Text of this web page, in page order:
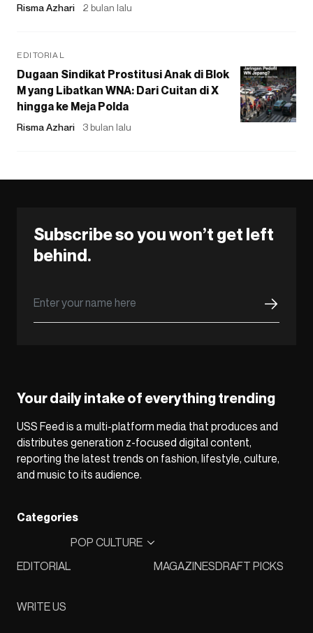
Risma Azhari 2 bulan lalu
EDITORIAL
Dugaan Sindikat Prostitusi Anak di Blok
M yang Libatkan WNA: Dari Cuitan di X
hingga ke Meja Polda
Risma Azhari 3 bulan lalu
Subscribe so you won’t get left
behind.
Your daily intake of everything trending
USS Feed is a multi-platform media that produces and
distributes generation z-focused digital content,
reporting the latest trends on fashion, lifestyle, culture,
and music to its audience.
Categories
EDITORIAL
POP CULTURE
MAGAZINESDRAFT PICKS
WRITE US